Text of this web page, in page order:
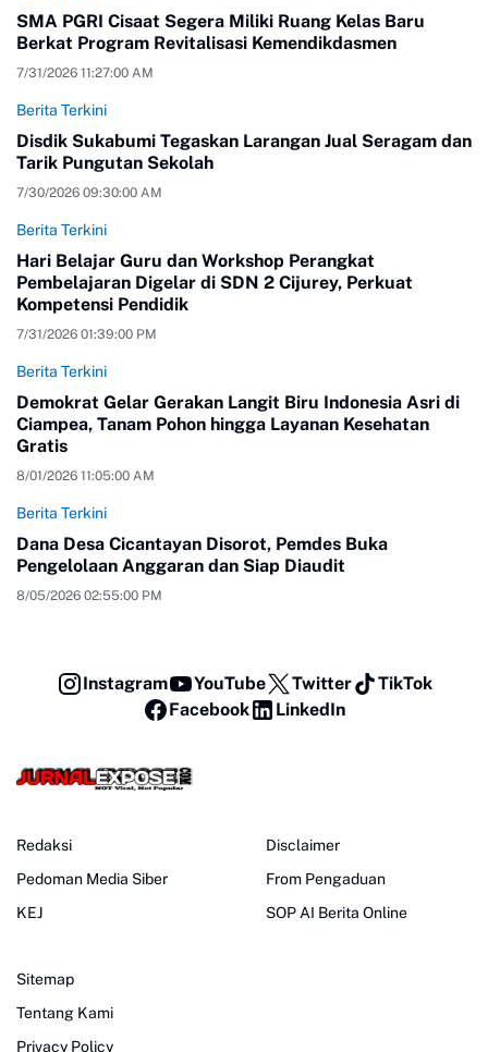
SMA PGRI Cisaat Segera Miliki Ruang Kelas Baru
Berkat Program Revitalisasi Kemendikdasmen
7/31/2026 11:27:00 AM
Berita Terkini
Disdik Sukabumi Tegaskan Larangan Jual Seragam dan
Tarik Pungutan Sekolah
7/30/2026 09:30:00 AM
Berita Terkini
Hari Belajar Guru dan Workshop Perangkat
Pembelajaran Digelar di SDN 2 Cijurey, Perkuat
Kompetensi Pendidik
7/31/2026 01:39:00 PM
Berita Terkini
Demokrat Gelar Gerakan Langit Biru Indonesia Asri di
Ciampea, Tanam Pohon hingga Layanan Kesehatan
Gratis
8/01/2026 11:05:00 AM
Berita Terkini
Dana Desa Cicantayan Disorot, Pemdes Buka
Pengelolaan Anggaran dan Siap Diaudit
8/05/2026 02:55:00 PM
Instagram YouTube Twitter
TikTok
Facebook
LinkedIn
Redaksi
Pedoman Media Siber
KEJ
Disclaimer
From Pengaduan
SOP AI Berita Online
Sitemap
Tentang Kami
Privacy Policy